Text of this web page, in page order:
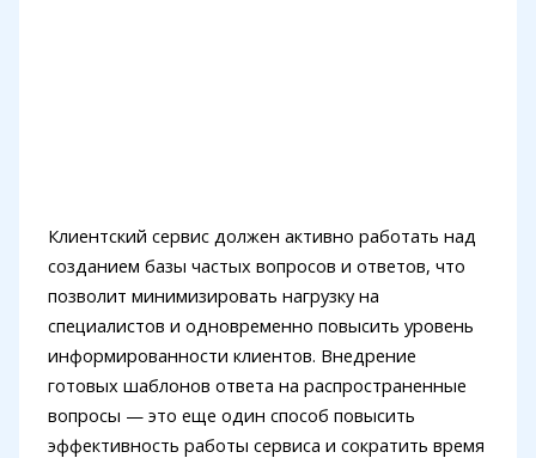
Клиентский сервис должен активно работать над
созданием базы частых вопросов и ответов, что
позволит минимизировать нагрузку на
специалистов и одновременно повысить уровень
информированности клиентов. Внедрение
готовых шаблонов ответа на распространенные
вопросы — это еще один способ повысить
эффективность работы сервиса и сократить время